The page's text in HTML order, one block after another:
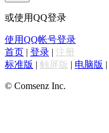
或使用QQ登录
使用QQ帐号登录
首页 | 登录 | 注册
标准版 | 触屏版 | 电脑版 |
© Comsenz Inc.